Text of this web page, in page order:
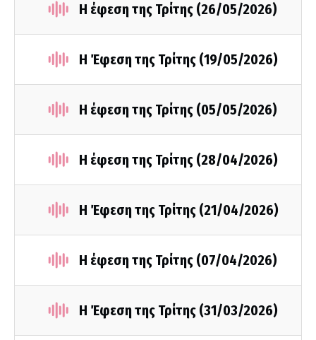
Η έφεση της Τρίτης (26/05/2026)
Η Έφεση της Τρίτης (19/05/2026)
Η έφεση της Τρίτης (05/05/2026)
Η έφεση της Τρίτης (28/04/2026)
Η Έφεση της Τρίτης (21/04/2026)
Η έφεση της Τρίτης (07/04/2026)
Η Έφεση της Τρίτης (31/03/2026)